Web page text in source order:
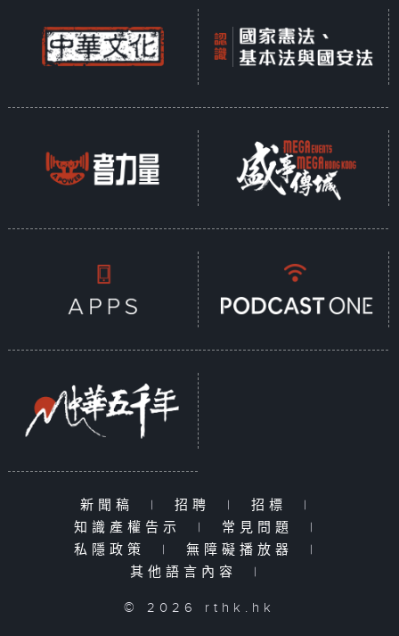
新聞稿 | 招聘 | 招標
|
知識產權告示
| 常見問題
|
私隱政策
| 無障礙播放器
|
其他語言內容
|
© 2026 rthk.hk